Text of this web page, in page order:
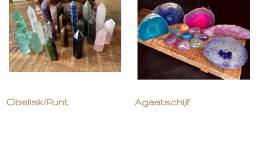
Obelisk/Punt Agaatschijf